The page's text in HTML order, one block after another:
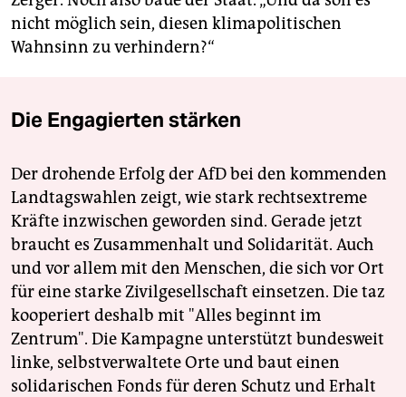
nicht möglich sein, diesen klimapolitischen
Wahnsinn zu verhindern?“
Die Engagierten stärken
Der drohende Erfolg der AfD bei den kommenden
Landtagswahlen zeigt, wie stark rechtsextreme
Kräfte inzwischen geworden sind. Gerade jetzt
braucht es Zusammenhalt und Solidarität. Auch
und vor allem mit den Menschen, die sich vor Ort
für eine starke Zivilgesellschaft einsetzen. Die taz
kooperiert deshalb mit "Alles beginnt im
Zentrum". Die Kampagne unterstützt bundesweit
linke, selbstverwaltete Orte und baut einen
solidarischen Fonds für deren Schutz und Erhalt